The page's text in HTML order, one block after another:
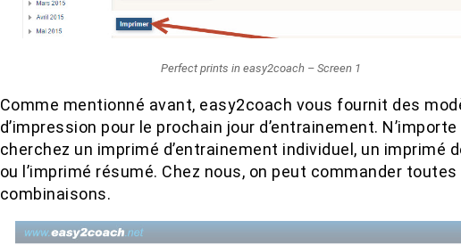
Perfect prints in easy2coach – Screen 1
Comme mentionné avant, easy2coach vous fournit des
d’impression pour le prochain jour d’entrainement.
cherchez un imprimé d’entrainement individuel, un imprimé
ou l’imprimé résumé. Chez nous, on peut commander
combinaisons.